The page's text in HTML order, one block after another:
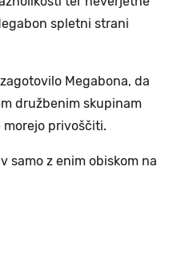
spletni strani
Megabona, da
družbenim skupinam
privoščiti.
samo z enim obiskom na